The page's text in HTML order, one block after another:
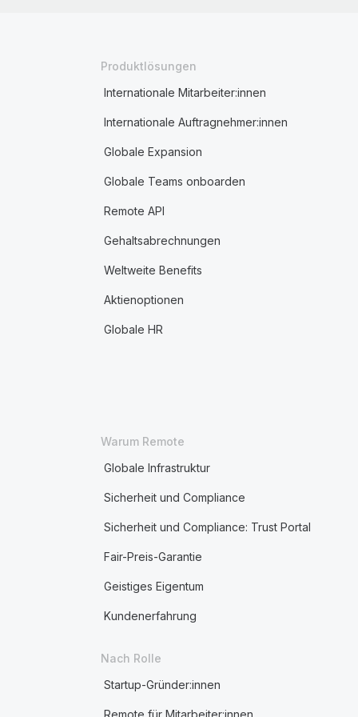
Produktlösungen
Internationale Mitarbeiter:innen
Internationale Auftragnehmer:innen
Globale Expansion
Globale Teams onboarden
Remote API
Gehaltsabrechnungen
Weltweite Benefits
Aktienoptionen
Globale HR
Warum Remote
Globale Infrastruktur
Sicherheit und Compliance
Sicherheit und Compliance: Trust Portal
Fair-Preis-Garantie
Geistiges Eigentum
Kundenerfahrung
Nach Rolle
Startup-Gründer:innen
Remote für Mitarbeiter:innen